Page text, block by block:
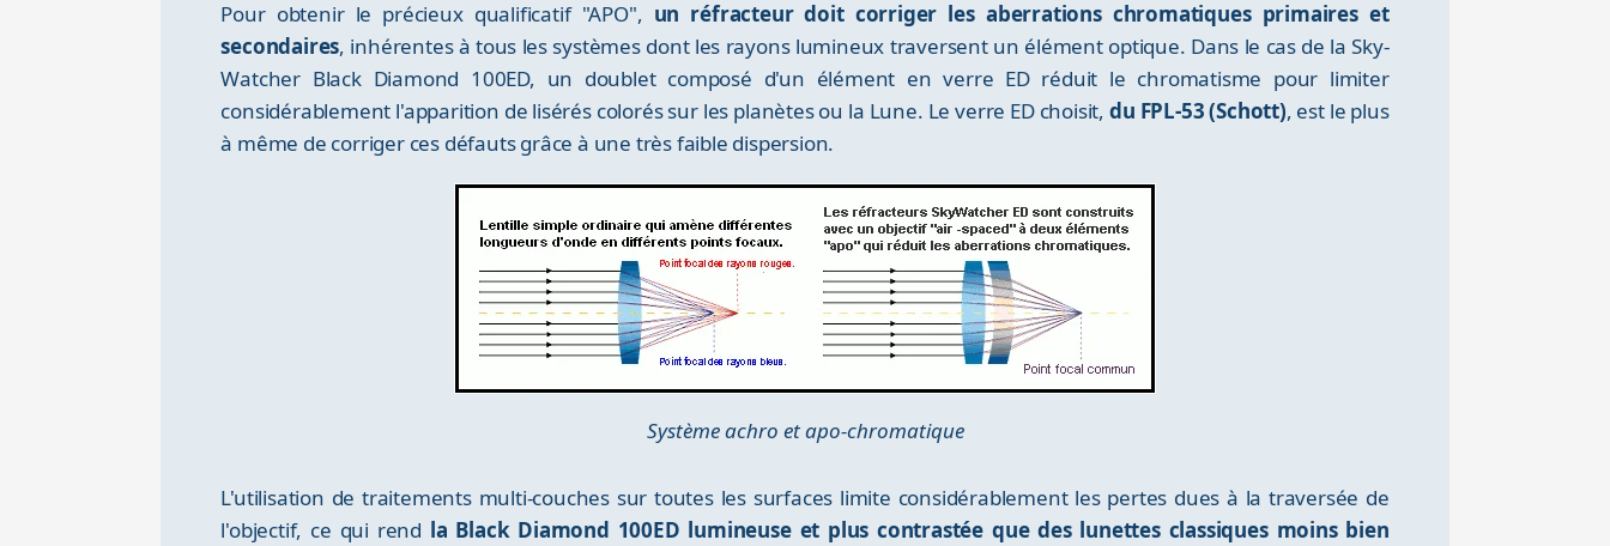
Pour obtenir le précieux qualificatif "APO", un réfracteur doit corriger les aberrations chromatiques primaires et
secondaires, inhérentes à tous les systèmes dont les rayons lumineux traversent un élément optique. Dans le cas de la Sky-
Watcher Black Diamond 100ED, un doublet composé d'un élément en verre ED réduit le chromatisme pour limiter
considérablement l'apparition de lisérés colorés sur les planètes ou la Lune. Le verre ED choisit, du FPL-53 (Schott), est le plus
à même de corriger ces défauts grâce à une très faible dispersion.
Système achro et apo-chromatique
L'utilisation de traitements multi-couches sur toutes les surfaces limite considérablement les pertes dues à la traversée de
l'objectif, ce qui rend la Black Diamond 100ED lumineuse et plus contrastée que des lunettes classiques moins bien